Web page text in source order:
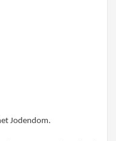
Jodendom.